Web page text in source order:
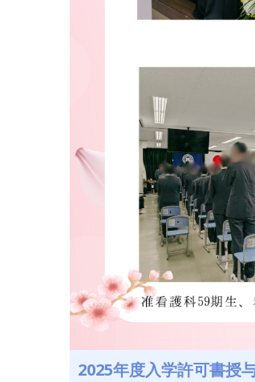
2025年度入学許可書授